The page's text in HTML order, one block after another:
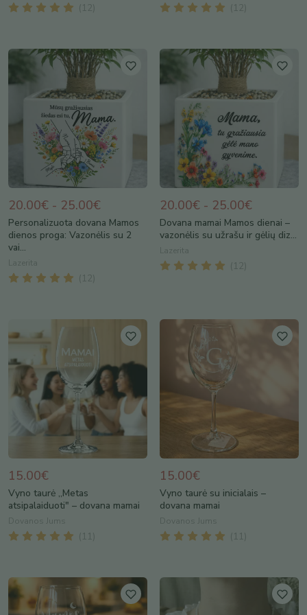
( 12 ( 12
20.00€ - 25.00€
Personalizuota dovana Mamos
dienos proga: Vazonėlis su 2
vai...
Lazerita
( 12
20.00€ - 25.00€
Dovana mamai Mamos dienai –
vazonėlis su užrašu ir gėlių diz...
Lazerita
( 12
15.00€
Vyno taurė „Metas
atsipalaiduoti" – dovana mamai
Dovanos Jums
( 11
15.00€
Vyno taurė su inicialais –
dovana mamai
Dovanos Jums
( 11